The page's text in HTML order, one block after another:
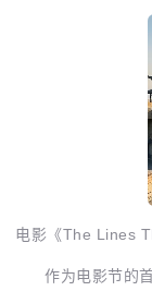
电影《The Lines
作为电影节的首